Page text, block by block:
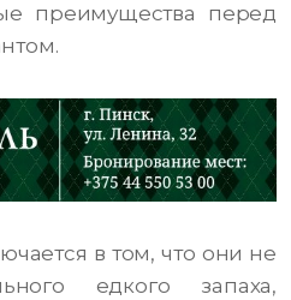
преимущества перед
в том, что они не
едкого запаха,